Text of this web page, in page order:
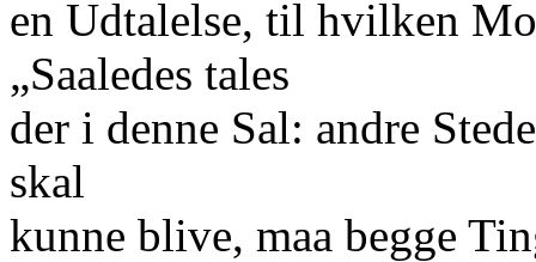
en Udtalelse, til hvilken
„Saaledes tales
der i denne Sal: andre
skal
kunne blive, maa begge